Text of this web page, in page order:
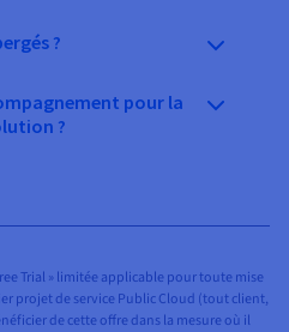
?
pour la
?
Trial » limitée applicable pour toute mise
projet de service Public Cloud (tout client,
de cette offre dans la mesure où il